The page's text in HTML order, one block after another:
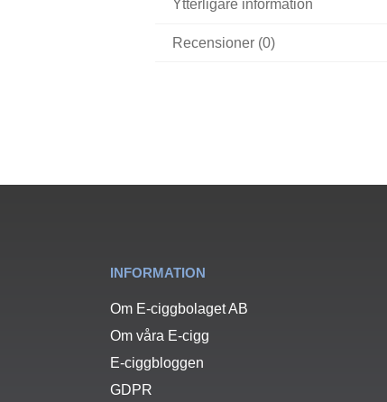
Ytterligare information
Recensioner (0)
INFORMATION
Om E-ciggbolaget AB
Om våra E-cigg
E-ciggbloggen
GDPR